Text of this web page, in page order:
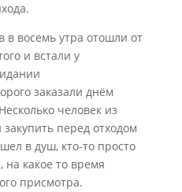
в восемь утра отошли от
и встали у
заказали днём
человек из
перед отходом
в душ, кто-то просто
на какое то время
присмотра.